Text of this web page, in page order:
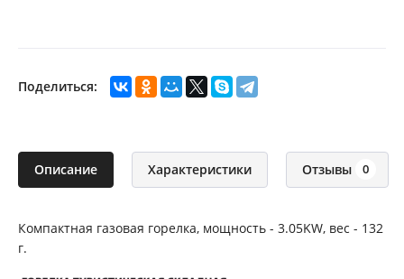
Поделиться:
Описание Характеристики Отзывы 0
Компактная газовая горелка, мощность - 3.05KW, вес - 132
г.